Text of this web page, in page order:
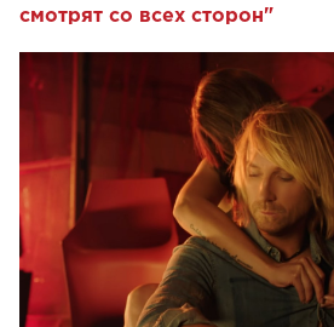
смотрят со всех сторон"